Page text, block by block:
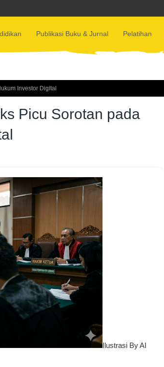
Publikasi Buku & Jurnal Pelatihan
Investor Digital
Picu Sorotan pada
Ilustrasi By AI